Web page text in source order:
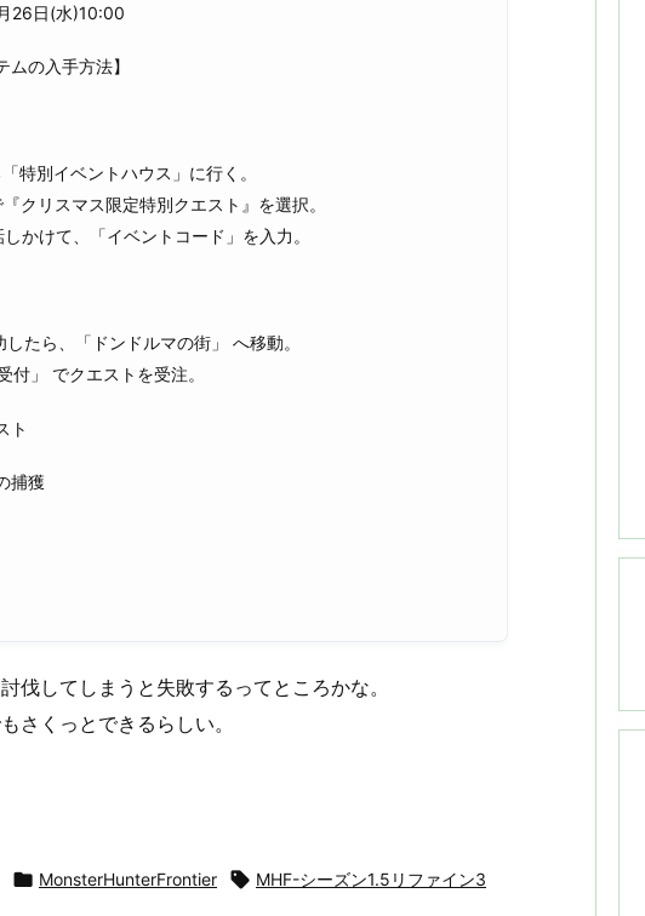
26日(水)10:00
ムの入手方法】
特別イベントハウス」に行く。
クリスマス限定特別クエスト』を選択。
かけて、「イベントコード」を入力。
たら、「ドンドルマの街」 へ移動。
」 でクエストを受注。
ト
捕獲
伐してしまうと失敗するってところかな。
さくっとできるらしい。
 MonsterHunterFrontier  MHF-シーズン1.5リファイン3